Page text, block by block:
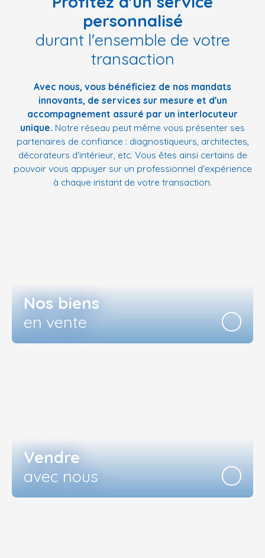
personnalisé
durant l'ensemble de votre
transaction
Avec nous, vous bénéficiez de nos mandats
innovants, de services sur mesure et d'un
accompagnement assuré par un interlocuteur
unique. Notre réseau peut même vous présenter ses
partenaires de confiance : diagnostiqueurs, architectes,
décorateurs d'intérieur, etc. Vous êtes ainsi certains de
pouvoir vous appuyer sur un professionnel d'expérience
à chaque instant de votre transaction.
Nos biens
en vente
Vendre
avec nous